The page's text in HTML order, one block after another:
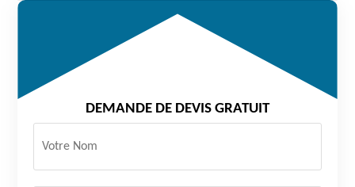
DEMANDE DE DEVIS GRATUIT